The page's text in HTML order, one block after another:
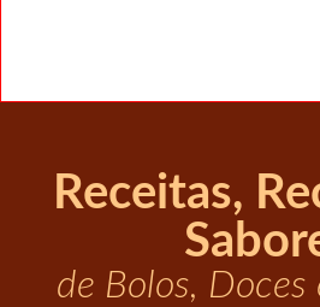
Receitas,
de Bolos, Doces